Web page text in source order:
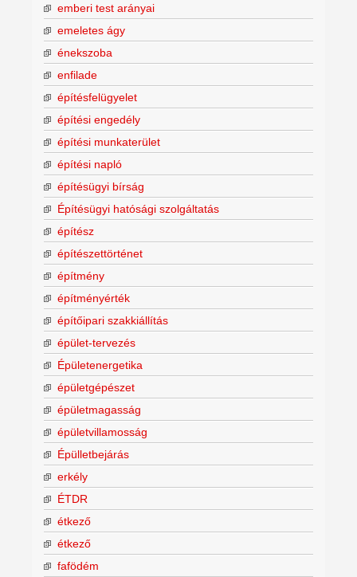
emberi test arányai
emeletes ágy
énekszoba
enfilade
építésfelügyelet
építési engedély
építési munkaterület
építési napló
építésügyi bírság
Építésügyi hatósági szolgáltatás
építész
építészettörténet
építmény
építményérték
építőipari szakkiállítás
épület-tervezés
Épületenergetika
épületgépészet
épületmagasság
épületvillamosság
Épülletbejárás
erkély
ÉTDR
étkező
étkező
fafödém